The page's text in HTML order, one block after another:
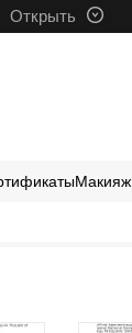
Открыть